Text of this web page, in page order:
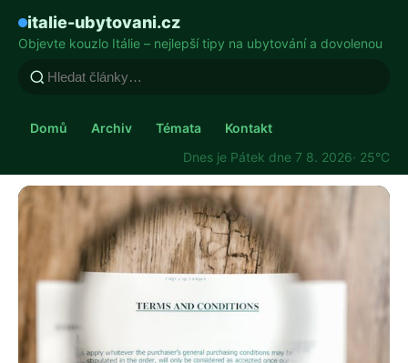
italie-ubytovani.cz
Objevte kouzlo Itálie – nejlepší tipy na ubytování a dovolenou
Domů Archiv Témata
Kontakt
Dnes je Pátek dne 7 8. 2026· 25°C